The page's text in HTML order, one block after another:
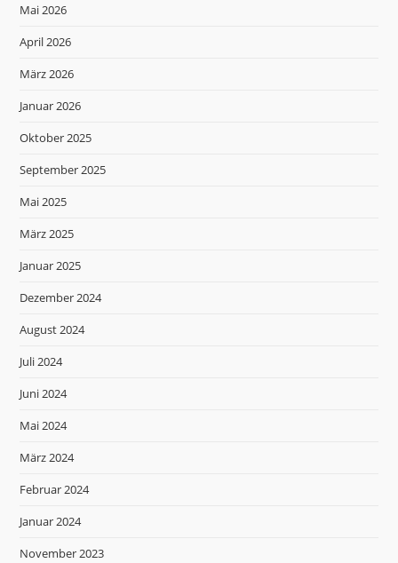
Mai 2026
April 2026
März 2026
Januar 2026
Oktober 2025
September 2025
Mai 2025
März 2025
Januar 2025
Dezember 2024
August 2024
Juli 2024
Juni 2024
Mai 2024
März 2024
Februar 2024
Januar 2024
November 2023